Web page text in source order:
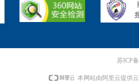
苏ICP
本网站由阿里云提供